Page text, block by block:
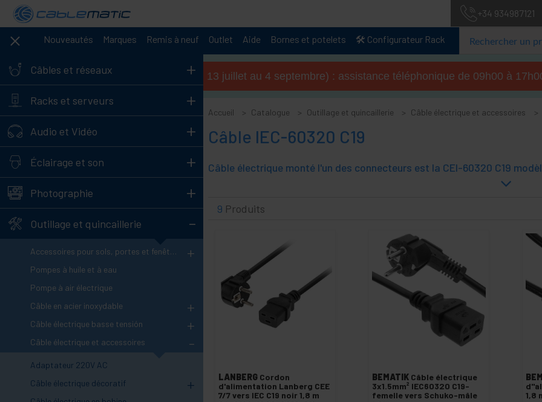
+34 934987121
Nouveautés Marques Remis à neuf Outlet Aide Bornes et potelets 🛠️ Configurateur Rack
Câbles et réseaux +
Racks et serveurs +
Audio et Vidéo +
Éclairage et son +
Photographie +
Outillage et quincaillerie -
Accessoires pour sols, portes et fenêtres +
Pompes à huile et à eau
Pompe à air électrique
Câble en acier inoxydable
+
Câble électrique basse tensión +
Câble électrique et accessoires -
Adaptateur 220V AC
Câble électrique décoratif
+
Horaires d'été (du 13 juillet au 4 septembre) : assistance téléphonique de 09h00 à
Accueil Catalogue Outillage et quincaillerie Câble électrique et accessoires
Câble IEC-60320 C19
9 Produits
LANBERG Cordon
d'alimentation Lanberg CEE
7/7 vers IEC C19 noir 1,8 m
BEMATIK Câble électrique
3x1.5mm² IEC60320 C19-
femelle vers Schuko-mâle
1,8